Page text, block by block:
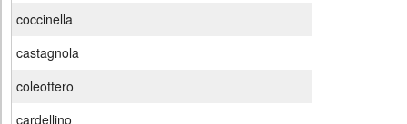
coccinella
castagnola
coleottero
cardellino